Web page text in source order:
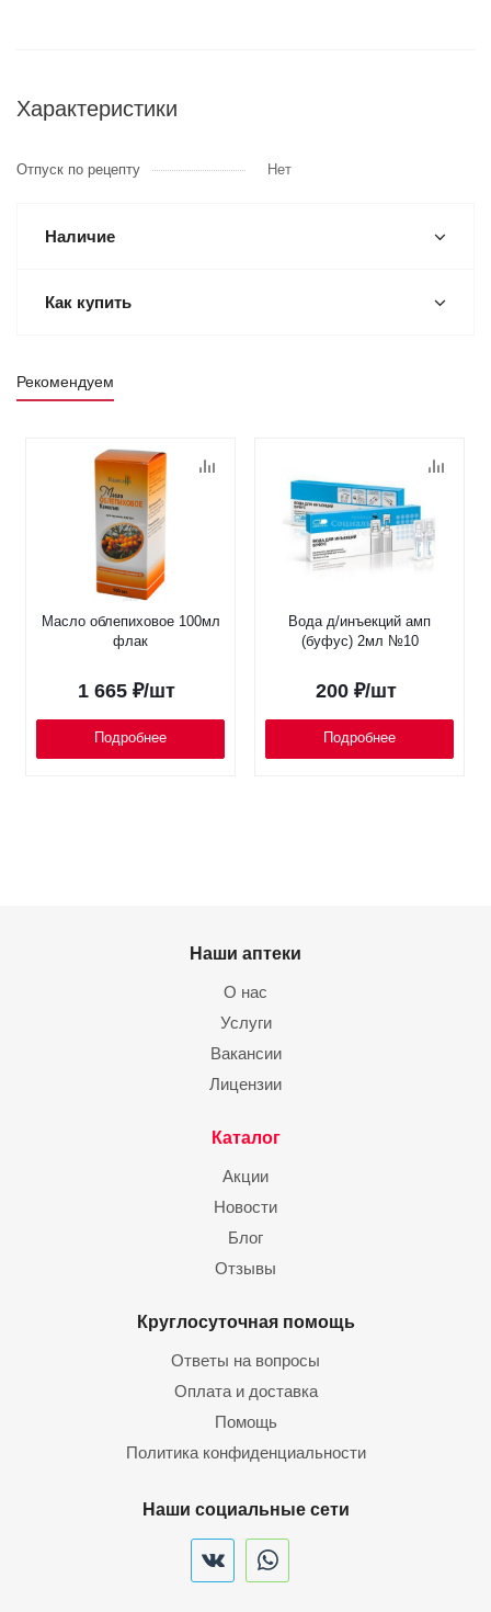
Характеристики
Отпуск по рецепту Нет
Наличие
Как купить
Рекомендуем
Масло облепиховое 100мл
флак
1 665 ₽/шт
Подробнее
Вода д/инъекций амп
(буфус) 2мл №10
200₽/шт
Подробнее
Наши аптеки
О нас
Услуги
Вакансии
Лицензии
Каталог
Акции
Новости
Блог
Отзывы
Круглосуточная помощь
Ответы на вопросы
Оплата и доставка
Помощь
Политика конфиденциальности
Наши социальные сети